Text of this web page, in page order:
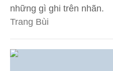
những gì ghi trên nhãn.
Trang Bùi